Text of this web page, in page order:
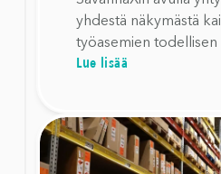
yhdestä näkymästä
työasemien
mahdollistaa
elinkaaren
Lue lisää